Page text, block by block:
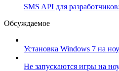
SMS API для
Обсуждаемое
Установка Windows 7 на
Не запускаются игры на